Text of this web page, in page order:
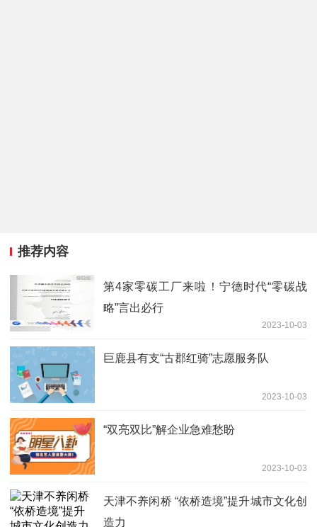
推荐内容
第4家零碳工厂来啦！宁德时代“零碳战
略”言出必行
2023-10-03
巨鹿县有支“古郡红骑”志愿服务队
2023-10-03
“双亮双比”解企业急难愁盼
2023-10-03
天津不养闲桥 “依桥造境”提升城市文化创
造力